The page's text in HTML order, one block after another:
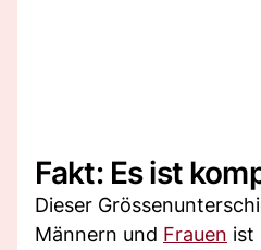
Fakt: Es ist
Dieser
Männern und Frauen ist